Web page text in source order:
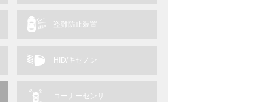
盗難防止装置
HID/キセノン
コーナーセンサ